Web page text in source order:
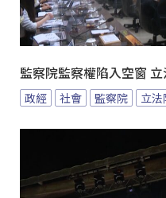
監察院監察權陷入空窗
政經 社會 監察院 立法